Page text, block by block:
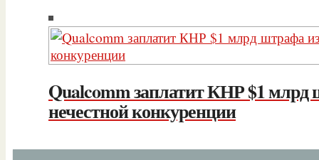
Qualcomm заплатит КНР $1 млрд
нечестной конкуренции